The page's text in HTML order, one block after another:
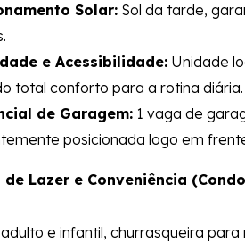
Solar: Sol da tarde,
e Acessibilidade: Unidade
total conforto para a rotina diária.
de Garagem: 1 vaga de
posicionada logo em
Lazer e Conveniência
adulto e infantil, churrasqueira